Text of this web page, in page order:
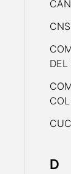
CNS
DEL
D